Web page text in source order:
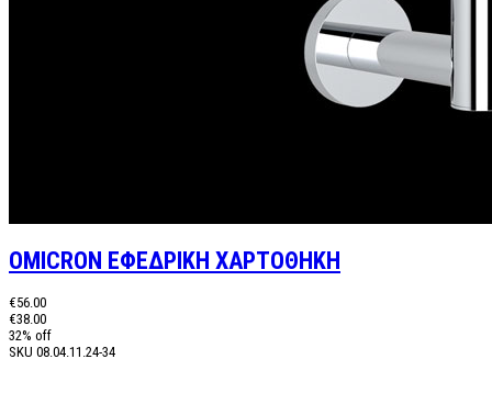
OMICRON ΕΦΕΔΡΙΚΗ ΧΑΡΤΟΘΗΚΗ
€56.00
€38.00
32% off
SKU 08.04.11.24-34